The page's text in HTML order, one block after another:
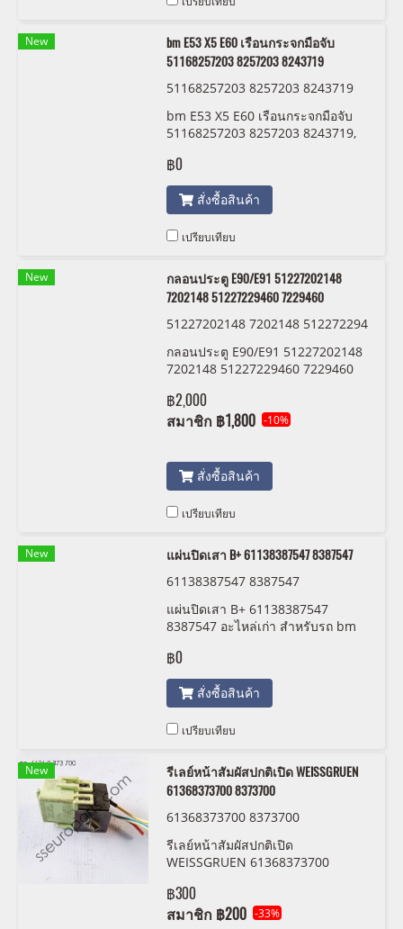
New
bm E53 X5 E60 เรือนกระจกมือจับ
51168257203 8257203 8243719
51168257203 8257203 8243719
bm E53 X5 E60 เรือนกระจกมือจับ
51168257203 8257203 8243719,
REAR VIEW MIRROR & MIRROR
COVER อะไหล่เก่า สำหรับรถ bm
สภาพสวยพร้อมใช้งาน
฿0
สั่งซื้อสินค้า
เปรียบเทียบ
New
กลอนประตู E90/E91 51227202148
7202148 51227229460 7229460
51227202148 7202148 512272294
กลอนประตู E90/E91 51227202148
7202148 51227229460 7229460
พร้อมใช้งาน สามารถเอารถมาทดสอบ
ได้ก่อนสั่งซื้อ โปรดตรวจสอบสภาพ
฿2,000
สมาชิก ฿1,800 -10%
สั่งซื้อสินค้า
เปรียบเทียบ
New
แผ่นปิดเสา B+ 61138387547 8387547
61138387547 8387547
แผ่นปิดเสา B+ 61138387547
8387547 อะไหล่เก่า สำหรับรถ bm
฿0
สั่งซื้อสินค้า
เปรียบเทียบ
New
รีเลย์หน้าสัมผัสปกติเปิด WEISSGRUEN
61368373700 8373700
61368373700 8373700
รีเลย์หน้าสัมผัสปกติเปิด
WEISSGRUEN 61368373700
และมินิ คูเปอร์ สภาพสวยพร้อมใช้งาน
สามารถเอารถมาทดสอบได้ก่อนสั่งซื้อ
฿300
สมาชิก ฿200 -33%